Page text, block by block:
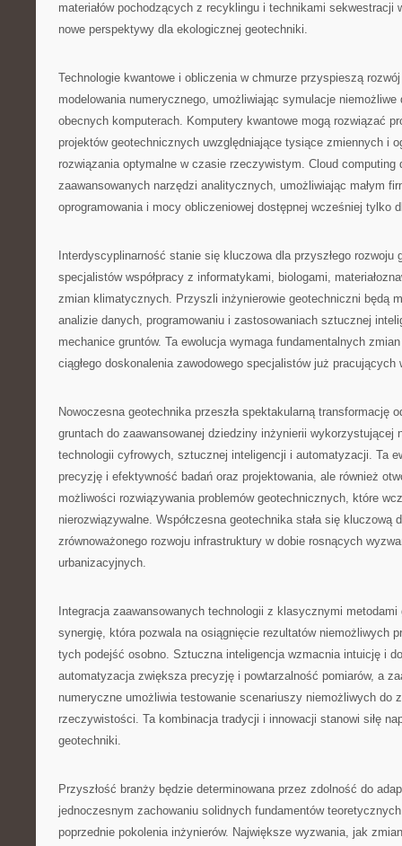
materiałów pochodzących z recyklingu i technikami sekwestracji
nowe perspektywy dla ekologicznej geotechniki.
Technologie kwantowe i obliczenia w chmurze przyspieszą
modelowania numerycznego, umożliwiając symulacje niemożliwe
obecnych komputerach. Komputery kwantowe mogą rozwiązać
projektów geotechnicznych uwzględniające tysiące zmiennych i
rozwiązania optymalne w czasie rzeczywistym. Cloud computing
zaawansowanych narzędzi analitycznych, umożliwiając małym
oprogramowania i mocy obliczeniowej dostępnej wcześniej tylko
Interdyscyplinarność stanie się kluczowa dla przyszłego rozwoju
specjalistów współpracy z informatykami, biologami,
zmian klimatycznych. Przyszli inżynierowie geotechniczni będą
analizie danych, programowaniu i zastosowaniach sztucznej
mechanice gruntów. Ta ewolucja wymaga fundamentalnych
ciągłego doskonalenia zawodowego specjalistów już pracujących
Nowoczesna geotechnika przeszła spektakularną transformację
gruntach do zaawansowanej dziedziny inżynierii wykorzystującej
technologii cyfrowych, sztucznej inteligencji i automatyzacji. Ta
precyzję i efektywność badań oraz projektowania, ale również
możliwości rozwiązywania problemów geotechnicznych, które
nierozwiązywalne. Współczesna geotechnika stała się kluczową
zrównoważonego rozwoju infrastruktury w dobie rosnących
urbanizacyjnych.
Integracja zaawansowanych technologii z klasycznymi
synergię, która pozwala na osiągnięcie rezultatów niemożliwych
tych podejść osobno. Sztuczna inteligencja wzmacnia intuicję i
automatyzacja zwiększa precyzję i powtarzalność pomiarów, a
numeryczne umożliwia testowanie scenariuszy niemożliwych do
rzeczywistości. Ta kombinacja tradycji i innowacji stanowi siłę
geotechniki.
Przyszłość branży będzie determinowana przez zdolność do
jednoczesnym zachowaniu solidnych fundamentów
poprzednie pokolenia inżynierów. Największe wyzwania, jak